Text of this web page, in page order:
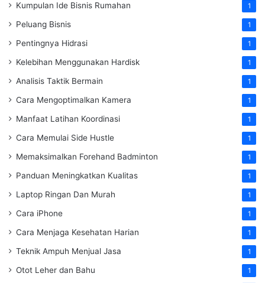
Kumpulan Ide Bisnis Rumahan 1
Peluang Bisnis 1
Pentingnya Hidrasi 1
Kelebihan Menggunakan Hardisk 1
Analisis Taktik Bermain 1
Cara Mengoptimalkan Kamera 1
Manfaat Latihan Koordinasi 1
Cara Memulai Side Hustle 1
Memaksimalkan Forehand Badminton 1
Panduan Meningkatkan Kualitas 1
Laptop Ringan Dan Murah 1
Cara iPhone 1
Cara Menjaga Kesehatan Harian 1
Teknik Ampuh Menjual Jasa 1
Otot Leher dan Bahu 1